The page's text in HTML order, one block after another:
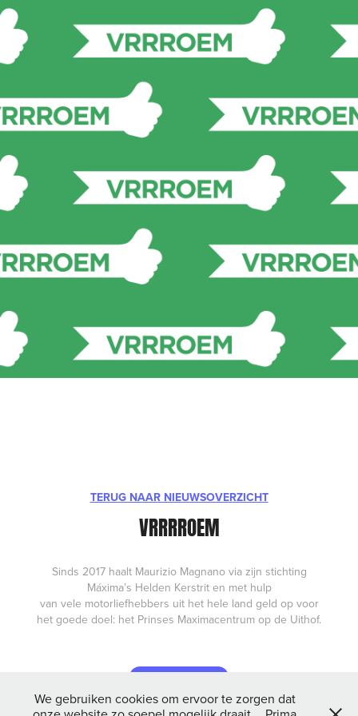
TERUG NAAR NIEUWSOVERZICHT
VRRRROEM
Sinds 2017 haalt Maurizio Magnano via zijn stichting
Máxima’s Helden Kerstrit en met hulp
van vele motorliefhebbers uit het hele land geld op voor
het goede doel: het Prinses Maximacentrum op de Uithof.
LEES MEER
We gebruiken cookies om ervoor te zorgen dat